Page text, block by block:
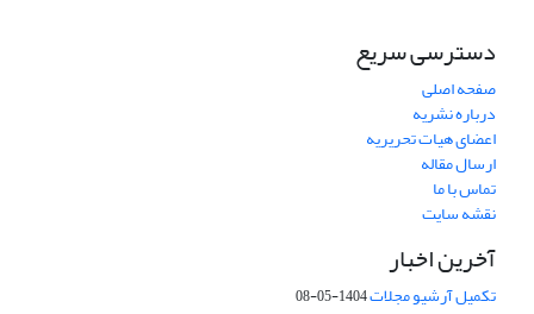
دسترسی سریع
صفحه اصلی
درباره نشریه
اعضای هیات تحریریه
ارسال مقاله
تماس با ما
نقشه سایت
آخرین اخبار
تکمیل آرشیو مجلات1404-05-08